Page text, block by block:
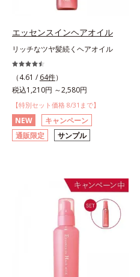
エッセンスインヘアオイル
リッチなツヤ髪続くヘアオイル
（4.61 / 64件）
税込1,210円 ～2,580円
【特別セット価格 8/31まで】
NEW
キャンペーン
通販限定
サンプル